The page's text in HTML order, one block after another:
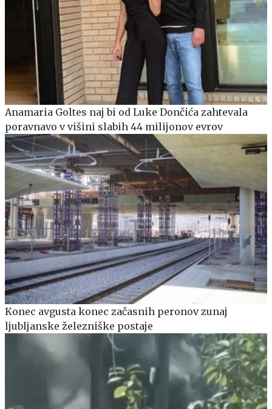
Anamaria Goltes naj bi od Luke Dončića zahtevala
poravnavo v višini slabih 44 milijonov evrov
Konec avgusta konec začasnih peronov zunaj
ljubljanske železniške postaje